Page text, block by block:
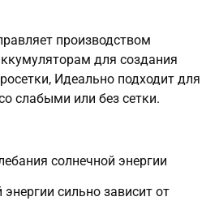
производством
для создания
Идеально подходит для
слабыми или без сетки.
солнечной энергии
сильно зависит от